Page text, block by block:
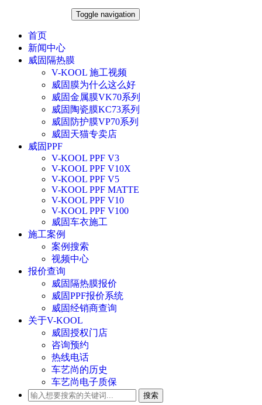
Toggle navigation
首页
新闻中心
威固隔热膜
V-KOOL 施工视频
威固膜为什么这么好
威固金属膜VK70系列
威固陶瓷膜KC73系列
威固防护膜VP70系列
威固天猫专卖店
威固PPF
V-KOOL PPF V3
V-KOOL PPF V10X
V-KOOL PPF V5
V-KOOL PPF MATTE
V-KOOL PPF V10
V-KOOL PPF V100
威固车衣施工
施工案例
案例搜索
视频中心
报价查询
威固隔热膜报价
威固PPF报价系统
威固经销商查询
关于V-KOOL
威固授权门店
咨询预约
热线电话
车艺尚的历史
车艺尚电子质保
搜索